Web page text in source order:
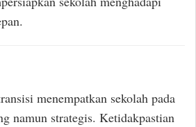
menempatkan sekolah pada
namun strategis. Ketidakpastian